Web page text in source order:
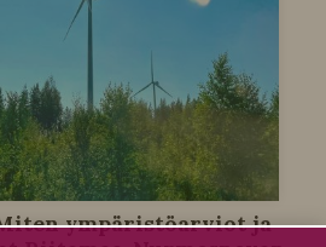
ympäristöarviot ja